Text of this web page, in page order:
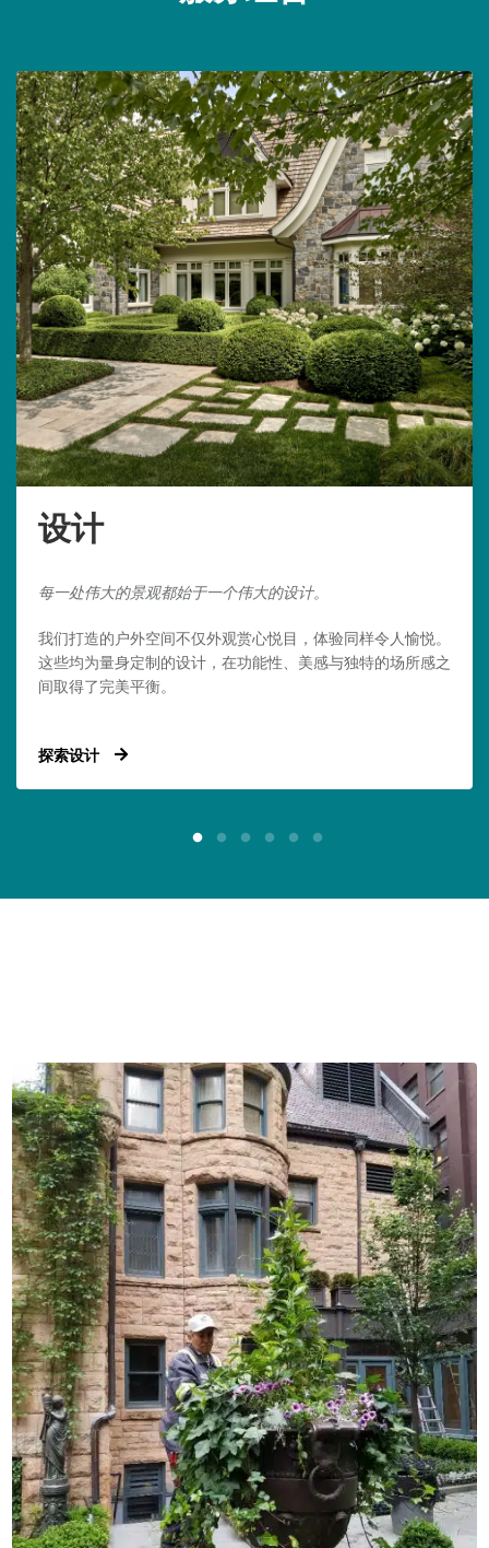
设计
每一处伟大的景观都始于一个伟大的设计。
我们打造的户外空间不仅外观赏心悦目，体验同样令人愉悦。
这些均为量身定制的设计，在功能性、美感与独特的场所感之
间取得了完美平衡。
探索设计